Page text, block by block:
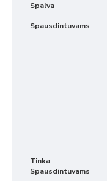
Spalva
Spausdintuvams
Tinka
Spausdintuvams